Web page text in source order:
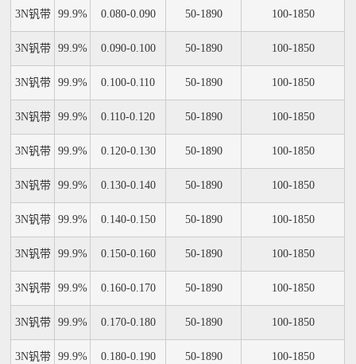
3N钒带 99.9% 0.080-0.090 50-1890 100-1850
3N钒带 99.9% 0.090-0.100 50-1890 100-1850
3N钒带 99.9% 0.100-0.110 50-1890 100-1850
3N钒带 99.9% 0.110-0.120 50-1890 100-1850
3N钒带 99.9% 0.120-0.130 50-1890 100-1850
3N钒带 99.9% 0.130-0.140 50-1890 100-1850
3N钒带 99.9% 0.140-0.150 50-1890 100-1850
3N钒带 99.9% 0.150-0.160 50-1890 100-1850
3N钒带 99.9% 0.160-0.170 50-1890 100-1850
3N钒带 99.9% 0.170-0.180 50-1890 100-1850
3N钒带 99.9% 0.180-0.190 50-1890 100-1850